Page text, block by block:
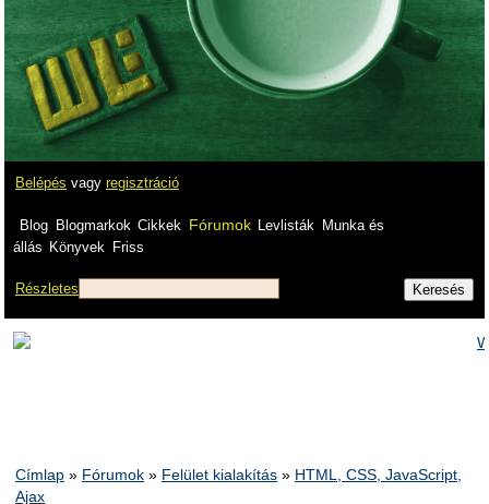
Belépés vagy regisztráció
Blog Blogmarkok Cikkek Fórumok Levlisták
Munka és
állás Könyvek Friss
Részletes
Címlap » Fórumok » Felület kialakítás » HTML, CSS, JavaScript,
Ajax